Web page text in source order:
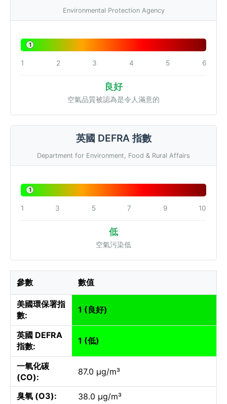
Environmental Protection Agency
1
1 2 3 4 5 6
良好
空氣品質被認為是令人滿意的
英國 DEFRA 指數
Department for Environment, Food & Rural Affairs
1
1 3 5 7 9 10
低
空氣污染低
參數 數值
美國環保署指
數:
1 (良好)
英國 DEFRA
指數:
1 (低)
一氧化碳
(CO):
87.0 µg/m³
臭氧 (O3):
38.0 µg/m³